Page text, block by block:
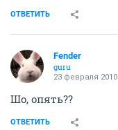
ОТВЕТИТЬ
Fender
guru
23 февраля 2010
Шо, опять??
ОТВЕТИТЬ